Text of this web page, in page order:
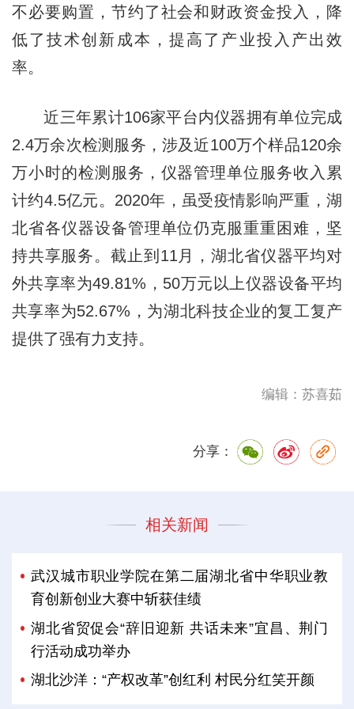
不必要购置，节约了社会和财政资金投入，降
低了技术创新成本，提高了产业投入产出效
率。
近三年累计106家平台内仪器拥有单位完成
2.4万余次检测服务，涉及近100万个样品120余
万小时的检测服务，仪器管理单位服务收入累
计约4.5亿元。2020年，虽受疫情影响严重，湖
北省各仪器设备管理单位仍克服重重困难，坚
持共享服务。截止到11月，湖北省仪器平均对
外共享率为49.81%，50万元以上仪器设备平均
共享率为52.67%，为湖北科技企业的复工复产
提供了强有力支持。
编辑：苏喜茹
分享：
相关新闻
武汉城市职业学院在第二届湖北省中华职业教
育创新创业大赛中斩获佳绩
湖北省贸促会“辞旧迎新 共话未来”宜昌、荆门
行活动成功举办
湖北沙洋：“产权改革”创红利 村民分红笑开颜